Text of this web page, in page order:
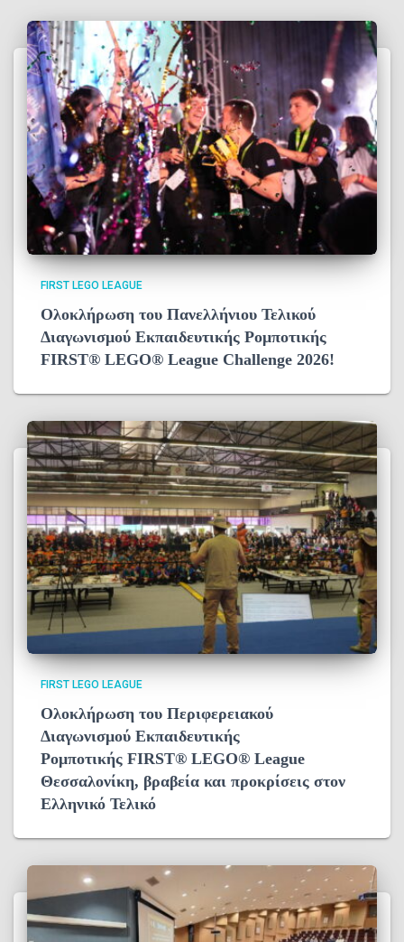
FIRST LEGO LEAGUE
Ολοκλήρωση του Πανελλήνιου Τελικού
Διαγωνισμού Εκπαιδευτικής Ρομποτικής
FIRST® LEGO® League Challenge 2026!
FIRST LEGO LEAGUE
Ολοκλήρωση του Περιφερειακού
Διαγωνισμού Εκπαιδευτικής
Ρομποτικής FIRST® LEGO® League
Θεσσαλονίκη, βραβεία και προκρίσεις στον
Ελληνικό Τελικό